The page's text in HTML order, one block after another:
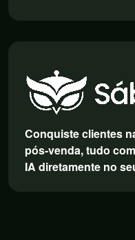
Conquiste clientes
pós-venda, tudo
IA diretamente no